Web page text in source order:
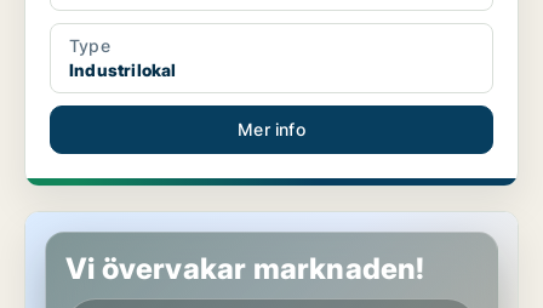
Type
Industrilokal
Mer info
Industrilokal i Södertälje
Vi övervakar marknaden!